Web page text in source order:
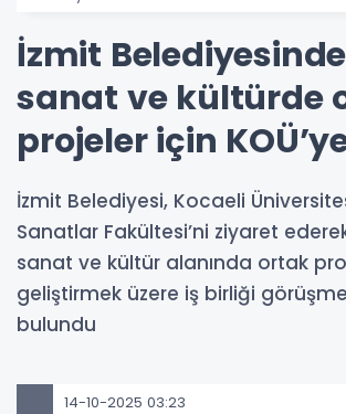
İzmit
sanat ve kültürde
projeler için
İzmit Belediyesi, Kocaeli
Sanatlar Fakültesi’ni ziyaret
sanat ve kültür alanında ortak
geliştirmek üzere iş birliği
bulundu
14-10-2025 03:23